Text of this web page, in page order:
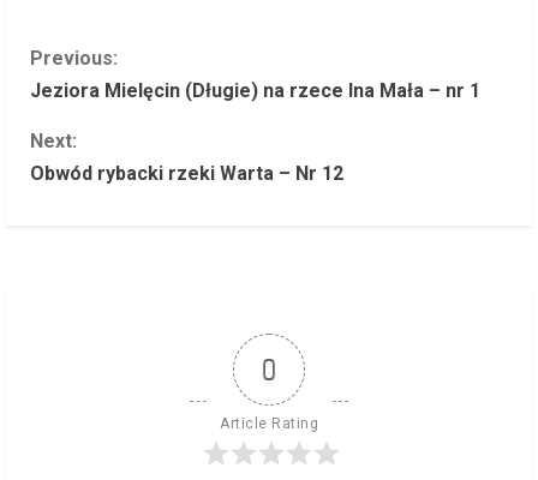
C
n
Previous:
Jeziora Mielęcin (Długie) na rzece Ina Mała – nr 1
Next:
Obwód rybacki rzeki Warta – Nr 12
0
Article Rating